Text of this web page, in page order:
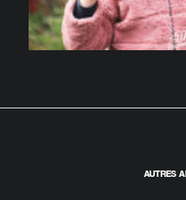
AUTRES